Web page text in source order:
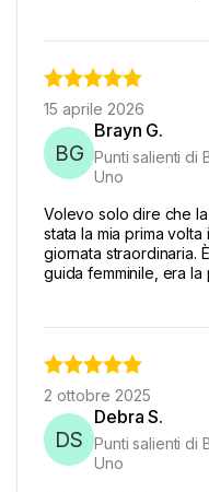
15 aprile 2026
BG
Brayn G.
Punti salienti di
Uno
Volevo solo dire che
stata la mia prima
giornata straordinaria.
guida femminile, era
2 ottobre 2025
DS
Debra S.
Punti salienti di
Uno